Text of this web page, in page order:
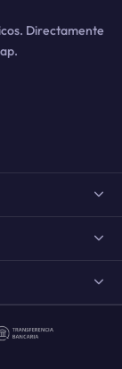
Directamente